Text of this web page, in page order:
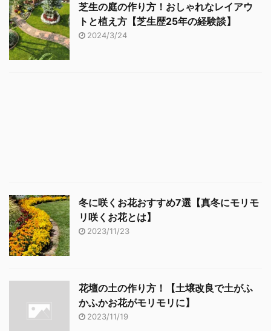
芝生の庭の作り方！おしゃれなレイアウ
トと植え方【芝生歴25年の経験談】
2024/3/24
冬に咲くお花おすすめ7選【真冬にモリモ
リ咲くお花とは】
2023/11/23
花壇の土の作り方！【土壌改良で土がふ
かふかお花がモリモリに】
2023/11/19